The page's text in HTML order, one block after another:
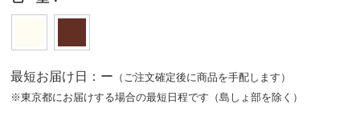
最短お届け日：ー （ご注文確定後に商品を手配します）
※東京都にお届けする場合の最短日程です（島しょ部を除く）